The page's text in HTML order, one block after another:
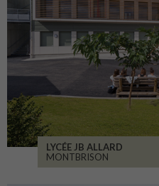
LYCÉE JB ALLARD
MONTBRISON